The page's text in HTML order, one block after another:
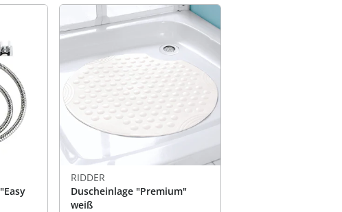
RIDDER
Duscheinlage "Premium"
weiß